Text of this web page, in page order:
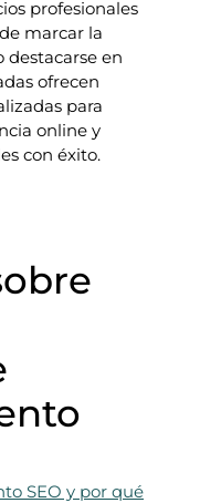
profesionales
marcar la
destacarse en
ofrecen
para
online y
con éxito.
SEO y por qué